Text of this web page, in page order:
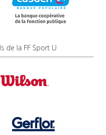
de la FF Sport U